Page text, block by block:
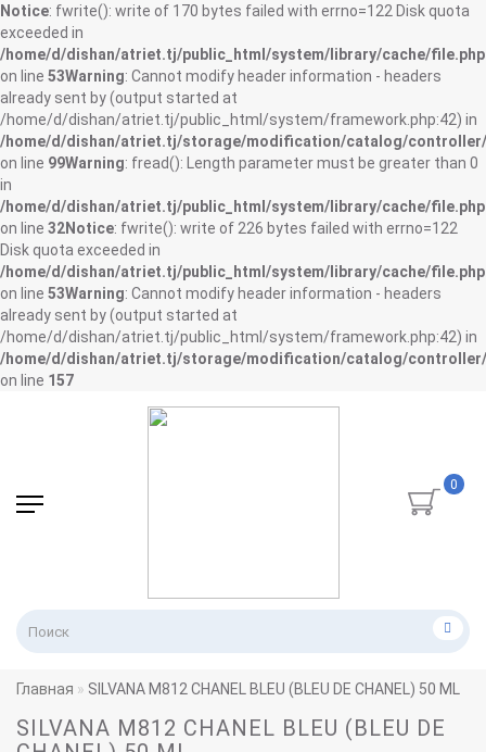
Notice: fwrite(): write of 170 bytes failed with errno=122 Disk quota
exceeded in
/home/d/dishan/atriet.tj/public_html/system/library/cache/file.php
on line 53Warning: Cannot modify header information - headers
already sent by (output started at
/home/d/dishan/atriet.tj/public_html/system/framework.php:42) in
/home/d/dishan/atriet.tj/storage/modification/catalog/
on line 99Warning: fread(): Length parameter must be greater than 0
in
/home/d/dishan/atriet.tj/public_html/system/library/cache/file.php
on line 32Notice: fwrite(): write of 226 bytes failed with errno=122
Disk quota exceeded in
/home/d/dishan/atriet.tj/public_html/system/library/cache/file.php
on line 53Warning: Cannot modify header information - headers
already sent by (output started at
/home/d/dishan/atriet.tj/public_html/system/framework.php:42) in
/home/d/dishan/atriet.tj/storage/modification/catalog/
on line 157
0
Главная SILVANA M812 CHANEL BLEU (BLEU DE CHANEL) 50 ML
SILVANA M812 CHANEL BLEU (BLEU DE